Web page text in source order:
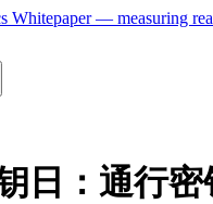
Whitepaper — measuring
日：通行